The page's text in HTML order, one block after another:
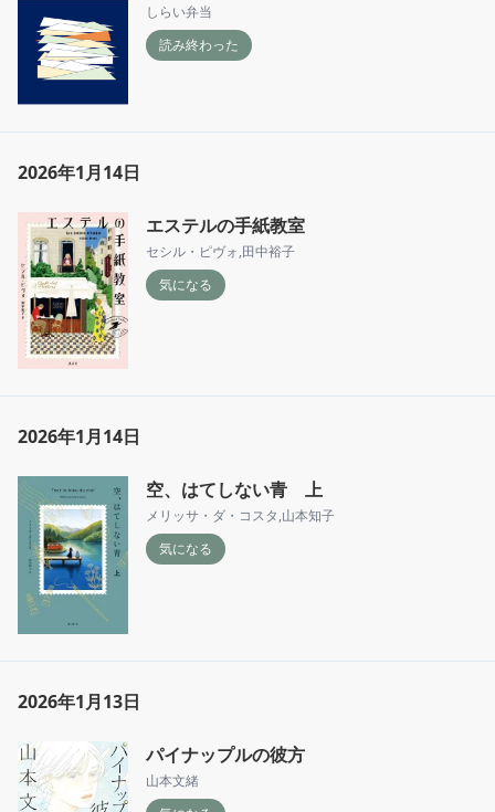
しらい弁当
読み終わった
2026年1月14日
エステルの手紙教室
セシル・ピヴォ,田中裕子
気になる
2026年1月14日
空、はてしない青 上
メリッサ・ダ・コスタ,山本知子
気になる
2026年1月13日
パイナップルの彼方
山本文緒